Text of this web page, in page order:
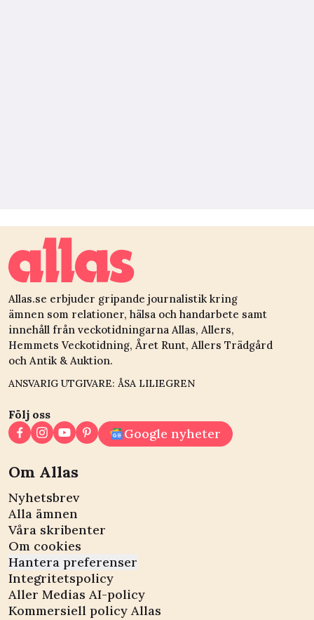
Allas.se erbjuder gripande journalistik kring
ämnen som relationer, hälsa och handarbete samt
innehåll från veckotidningarna Allas, Allers,
Hemmets Veckotidning, Året Runt, Allers Trädgård
och Antik & Auktion.
ANSVARIG UTGIVARE: ÅSA LILIEGREN
Följ oss
Google nyheter
Om Allas
Nyhetsbrev
Alla ämnen
Våra skribenter
Om cookies
Hantera preferenser
Integritetspolicy
Aller Medias AI-policy
Kommersiell policy Allas